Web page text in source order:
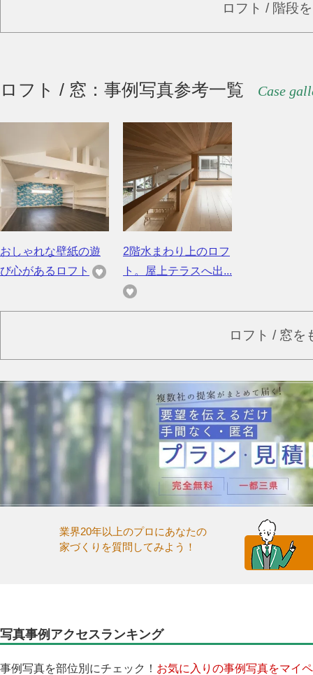
ロフト / 階段
ロフト / 窓：事例写真参考一覧 Case
おしゃれな壁紙の遊
び心があるロフト
2階水まわり上のロフ
ト。屋上テラスへ出...
ロフト / 窓を
業界20年以上のプロにあなたの
家づくりを質問してみよう！
写真事例アクセスランキング
事例写真を部位別にチェック！ お気に入りの事例写真をマイ